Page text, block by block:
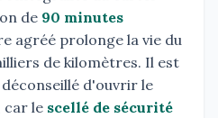
de 90 minutes
agréé prolonge la vie du
de kilomètres. Il est
d'ouvrir le
car le scellé de sécurité